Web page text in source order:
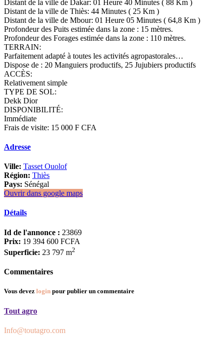
Distant de la ville de Dakar: 01 Heure 40 Minutes ( 88 Km )
Distant de la ville de Thiès: 44 Minutes ( 25 Km )
Distant de la ville de Mbour: 01 Heure 05 Minutes ( 64,8 Km )
Profondeur des Puits estimée dans la zone : 15 mètres.
Profondeur des Forages estimée dans la zone : 110 mètres.
TERRAIN:
Parfaitement adapté à toutes les activités agropastorales…
Dispose de : 20 Manguiers productifs, 25 Jujubiers productifs
ACCÈS:
Relativement simple
TYPE DE SOL:
Dekk Dior
DISPONIBILITÉ:
Immédiate
Frais de visite: 15 000 F CFA
Adresse
Ville: Tasset Ouolof
Région: Thiès
Pays: Sénégal
Ouvrir dans google maps
Détails
Id de l'annonce : 23869
Prix: 19 394 600 FCFA
Superficie: 23 797 m2
Commentaires
Vous devez login pour publier un commentaire
Tout agro
Info@toutagro.com